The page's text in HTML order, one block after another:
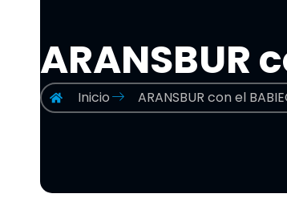
ARANSBUR
Inicio ARANSBUR con el